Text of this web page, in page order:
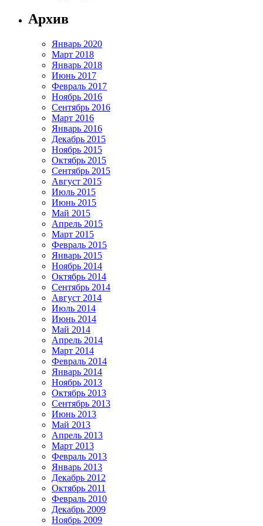
Архив
Январь 2020
Март 2018
Январь 2018
Июнь 2017
Февраль 2017
Ноябрь 2016
Сентябрь 2016
Март 2016
Январь 2016
Декабрь 2015
Ноябрь 2015
Октябрь 2015
Сентябрь 2015
Август 2015
Июль 2015
Июнь 2015
Май 2015
Апрель 2015
Март 2015
Февраль 2015
Январь 2015
Ноябрь 2014
Октябрь 2014
Сентябрь 2014
Август 2014
Июль 2014
Июнь 2014
Май 2014
Апрель 2014
Март 2014
Февраль 2014
Январь 2014
Ноябрь 2013
Октябрь 2013
Сентябрь 2013
Июнь 2013
Май 2013
Апрель 2013
Март 2013
Февраль 2013
Январь 2013
Декабрь 2012
Октябрь 2011
Февраль 2010
Декабрь 2009
Ноябрь 2009